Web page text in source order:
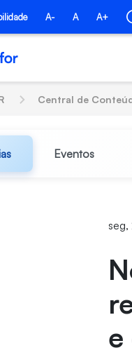
principal
A- A A+
Central de
Eventos